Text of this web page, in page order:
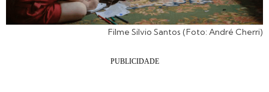
Filme Silvio Santos (Foto: André Cherri)